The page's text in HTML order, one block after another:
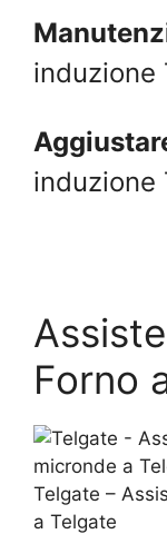
induzione
induzione
Forno
Telgate –
a Telgate